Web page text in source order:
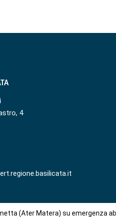
4
(Ater Matera) su emergenza